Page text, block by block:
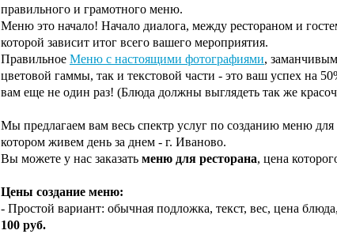
правильного и грамотного меню.
Меню это начало! Начало диалога, между рестораном и
которой зависит итог всего вашего мероприятия.
Правильное Меню с настоящими фотографиями,
цветовой гаммы, так и текстовой части - это ваш успех на
вам еще не один раз! (Блюда должны выглядеть так же
Мы предлагаем вам весь спектр услуг по созданию меню для
котором живем день за днем - г. Иваново.
Вы можете у нас заказать меню для ресторана, цена
Цены создание меню:
- Простой вариант: обычная подложка, текст, вес, цена
100 руб.